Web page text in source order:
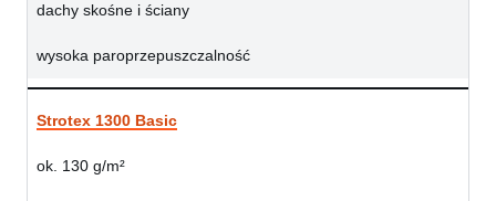
dachy skośne i ściany
wysoka paroprzepuszczalność
Strotex 1300 Basic
ok. 130 g/m²